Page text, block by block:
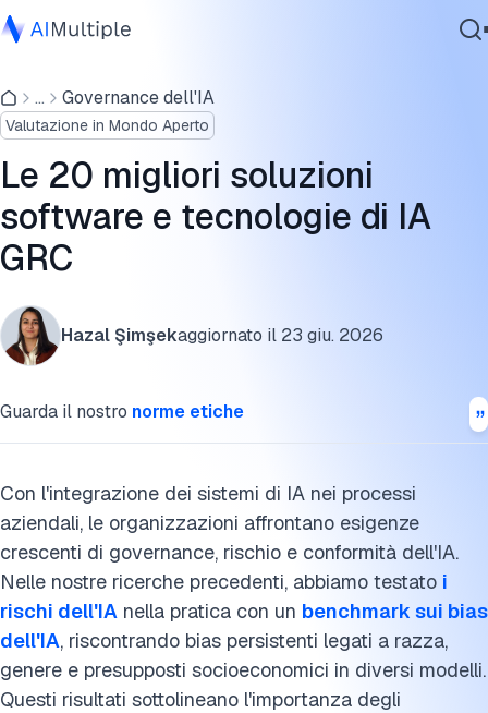
IA Agente
Sicurezza Informatica
Dati
Software Aziendale
Servizi
Contattaci
... Governance dell'IA
Valutazione in Mondo Aperto
Le 20 migliori soluzioni
software e tecnologie di IA
GRC
Hazal Şimşekaggiornato il 23 giu. 2026
Guarda il nostro norme etiche
Con l'integrazione dei sistemi di IA nei processi
aziendali, le organizzazioni affrontano esigenze
crescenti di governance, rischio e conformità dell'IA.
Nelle nostre ricerche precedenti, abbiamo testato i
rischi dell'IA nella pratica con un benchmark sui bias
dell'IA, riscontrando bias persistenti legati a razza,
genere e presupposti socioeconomici in diversi modelli.
Questi risultati sottolineano l'importanza degli
Le 20 migliori soluzioni software di IA GRC
Cita questa ricerca